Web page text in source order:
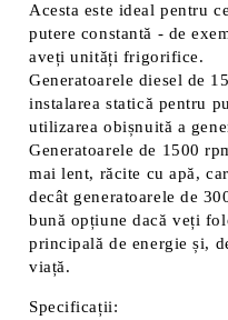
Acesta este ideal pentru
putere constantă - de
aveți unități frigorifice.
Generatoarele diesel de
instalarea statică pentru
utilizarea obișnuită a
Generatoarele de 1500
mai lent, răcite cu apă,
decât generatoarele de
bună opțiune dacă veți
principală de energie și,
viață.
Specificații: